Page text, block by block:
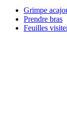
Grimpe
Prendre bras
Feuilles